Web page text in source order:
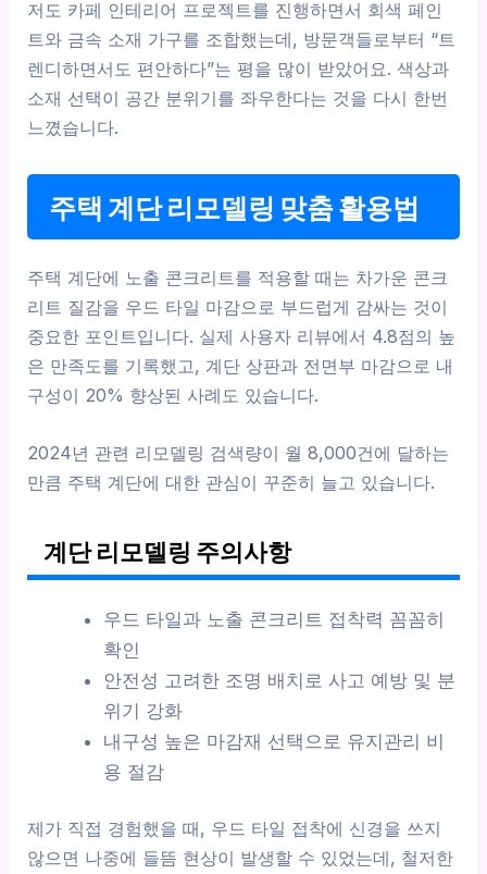
저도 카페 인테리어 프로젝트를 진행하면서 회색 페인
트와 금속 소재 가구를 조합했는데, 방문객들로부터 “트
렌디하면서도 편안하다”는 평을 많이 받았어요. 색상과
소재 선택이 공간 분위기를 좌우한다는 것을 다시 한번
느꼈습니다.
주택 계단 리모델링 맞춤 활용법
주택 계단에 노출 콘크리트를 적용할 때는 차가운 콘크
리트 질감을 우드 타일 마감으로 부드럽게 감싸는 것이
중요한 포인트입니다. 실제 사용자 리뷰에서 4.8점의 높
은 만족도를 기록했고, 계단 상판과 전면부 마감으로 내
구성이 20% 향상된 사례도 있습니다.
2024년 관련 리모델링 검색량이 월 8,000건에 달하는
만큼 주택 계단에 대한 관심이 꾸준히 늘고 있습니다.
계단 리모델링 주의사항
우드 타일과 노출 콘크리트 접착력 꼼꼼히
확인
안전성 고려한 조명 배치로 사고 예방 및 분
위기 강화
내구성 높은 마감재 선택으로 유지관리 비
용 절감
제가 직접 경험했을 때, 우드 타일 접착에 신경을 쓰지
않으면 나중에 들뜸 현상이 발생할 수 있었는데, 철저한